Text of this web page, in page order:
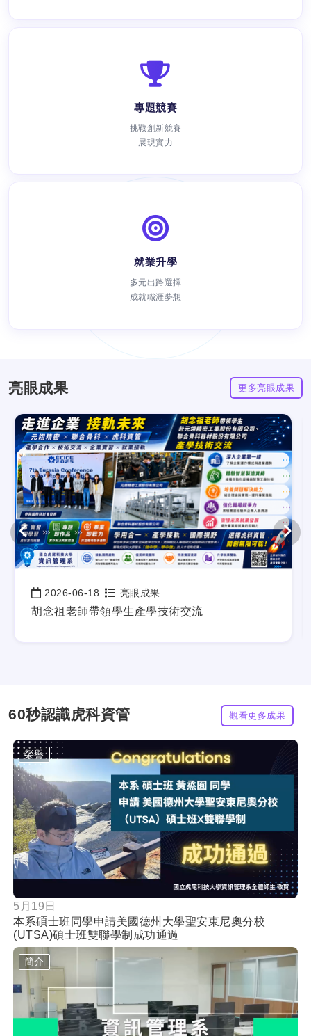
專題競賽
挑戰創新競賽
展現實力
瀏覽次數：
就業升學
多元出路選擇
成就職涯夢想
亮眼成果 更多亮眼成果
日期：
2026-06-18 亮眼成果
胡念祖老師帶領學生產學技術交流
60秒認識虎科資管
按鈕
榮譽
5月19日
本系碩士班同學申請美國德州大學聖安東尼奧分校
(UTSA)碩士班雙聯學制成功通過
簡介
觀看更多成果